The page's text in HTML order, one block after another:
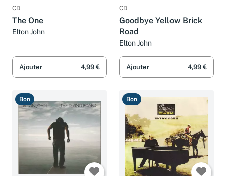
CD
The One
Elton John
Ajouter 4,99 €
CD
Goodbye Yellow Brick
Road
Elton John
Ajouter 4,99 €
Bon Bon